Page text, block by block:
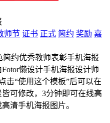
师节 证书 正式 简约 奖励 嘉
约优秀教师表彰手机海报
懒设计手机海报设计师
击“使用这个模板”后可以在
可修改，3分钟即可在线高
清手机海报图片。